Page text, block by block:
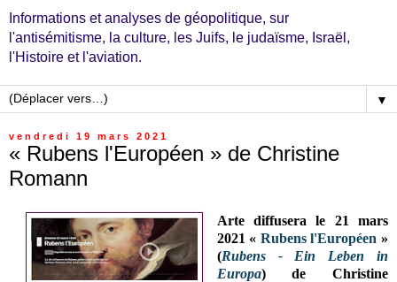
Informations et analyses de géopolitique, sur
l'antisémitisme, la culture, les Juifs, le judaïsme, Israël,
l'Histoire et l'aviation.
▼
vendredi 19 mars 2021
« Rubens l'Européen » de Christine
Romann
Arte diffusera le 21 mars
2021 « Rubens l'Européen »
(Rubens - Ein Leben in
Europa) de Christine